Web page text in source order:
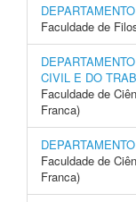
Faculdade de
CIVIL E DO
Faculdade de
Franca)
Faculdade de
Franca)